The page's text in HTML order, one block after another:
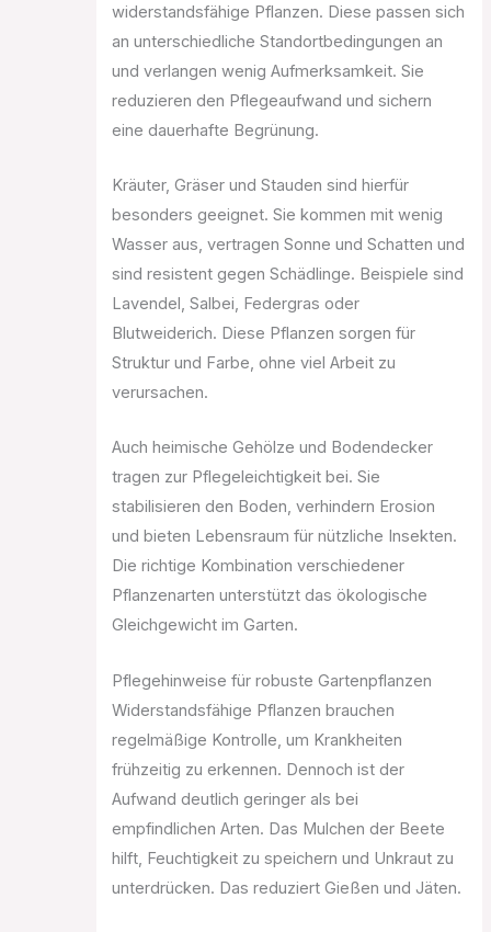
widerstandsfähige Pflanzen. Diese passen sich
an unterschiedliche Standortbedingungen an
und verlangen wenig Aufmerksamkeit. Sie
reduzieren den Pflegeaufwand und sichern
eine dauerhafte Begrünung.
Kräuter, Gräser und Stauden sind hierfür
besonders geeignet. Sie kommen mit wenig
Wasser aus, vertragen Sonne und Schatten und
sind resistent gegen Schädlinge. Beispiele sind
Lavendel, Salbei, Federgras oder
Blutweiderich. Diese Pflanzen sorgen für
Struktur und Farbe, ohne viel Arbeit zu
verursachen.
Auch heimische Gehölze und Bodendecker
tragen zur Pflegeleichtigkeit bei. Sie
stabilisieren den Boden, verhindern Erosion
und bieten Lebensraum für nützliche Insekten.
Die richtige Kombination verschiedener
Pflanzenarten unterstützt das ökologische
Gleichgewicht im Garten.
Pflegehinweise für robuste Gartenpflanzen
Widerstandsfähige Pflanzen brauchen
regelmäßige Kontrolle, um Krankheiten
frühzeitig zu erkennen. Dennoch ist der
Aufwand deutlich geringer als bei
empfindlichen Arten. Das Mulchen der Beete
hilft, Feuchtigkeit zu speichern und Unkraut zu
unterdrücken. Das reduziert Gießen und Jäten.